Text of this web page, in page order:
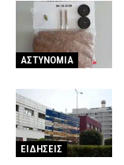
ΑΣΤΥΝΟΜΙΑ
ΕΙΔΗΣΕΙΣ